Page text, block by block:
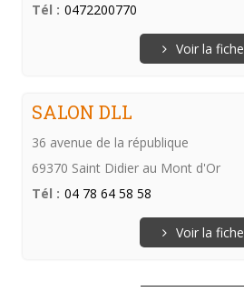
Tél : 0472200770
Voir la fiche
SALON DLL
36 avenue de la république
69370 Saint Didier au Mont d'Or
Tél : 04 78 64 58 58
Voir la fiche